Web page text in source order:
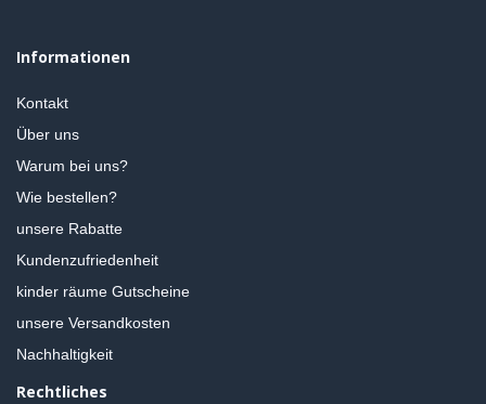
Informationen
Kontakt
Über uns
Warum bei uns?
Wie bestellen?
unsere Rabatte
Kundenzufriedenheit
kinder räume Gutscheine
unsere Versandkosten
Nachhaltigkeit
Rechtliches